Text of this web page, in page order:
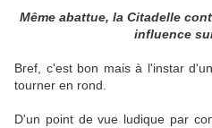
Même abattue, la Citadelle
influence
Bref, c'est bon mais à l'instar d'un
tourner en rond.
D'un point de vue ludique par